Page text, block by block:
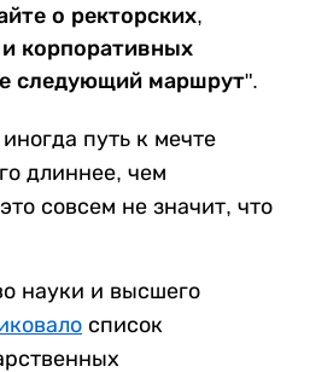
о ректорских,
корпоративных
следующий маршрут".
путь к мечте
длиннее, чем
совсем не значит, что
науки и высшего
список